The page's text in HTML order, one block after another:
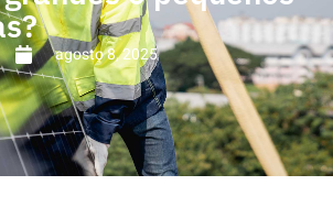
agosto 8, 2025